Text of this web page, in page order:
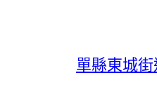
單縣東城